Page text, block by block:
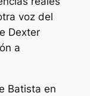
voz del
Dexter
a
Batista en